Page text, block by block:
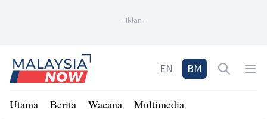
- Iklan -
Home
EN BM Open
Utama Berita Wacana Multimedia